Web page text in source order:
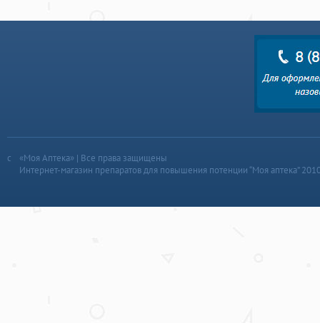
«Моя Аптека» | Все права защищены
Интернет-магазин препаратов для повышения потенции “Моя аптека”